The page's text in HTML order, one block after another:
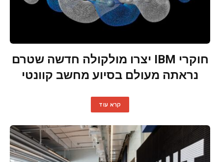
חוקרי IBM יצרו מולקולה חדשה שטרם
נראתה מעולם בסיוע מחשב קוונטי
קרא עוד